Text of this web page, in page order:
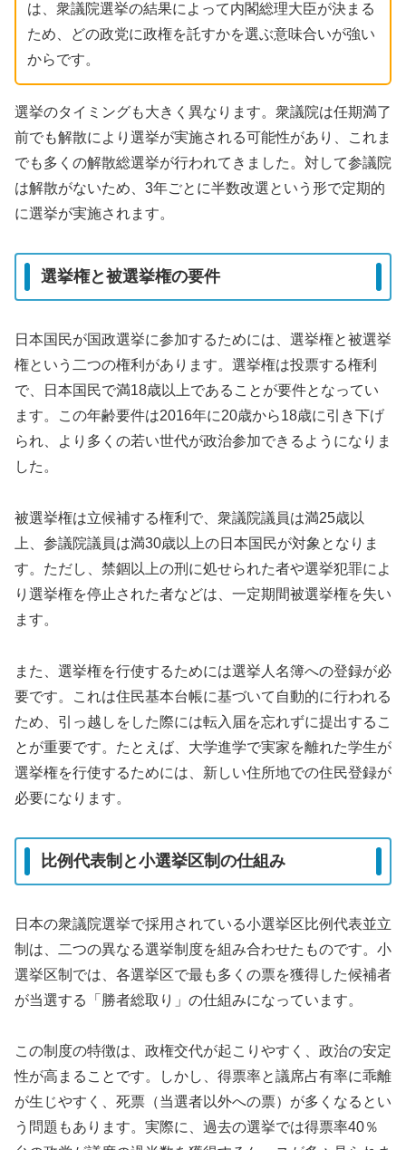
は、衆議院選挙の結果によって内閣総理大臣が決まる
ため、どの政党に政権を託すかを選ぶ意味合いが強い
からです。
選挙のタイミングも大きく異なります。衆議院は任期満了
前でも解散により選挙が実施される可能性があり、これま
でも多くの解散総選挙が行われてきました。対して参議院
は解散がないため、3年ごとに半数改選という形で定期的
に選挙が実施されます。
選挙権と被選挙権の要件
日本国民が国政選挙に参加するためには、選挙権と被選挙
権という二つの権利があります。選挙権は投票する権利
で、日本国民で満18歳以上であることが要件となってい
ます。この年齢要件は2016年に20歳から18歳に引き下げ
られ、より多くの若い世代が政治参加できるようになりま
した。
被選挙権は立候補する権利で、衆議院議員は満25歳以
上、参議院議員は満30歳以上の日本国民が対象となりま
す。ただし、禁錮以上の刑に処せられた者や選挙犯罪によ
り選挙権を停止された者などは、一定期間被選挙権を失い
ます。
また、選挙権を行使するためには選挙人名簿への登録が必
要です。これは住民基本台帳に基づいて自動的に行われる
ため、引っ越しをした際には転入届を忘れずに提出するこ
とが重要です。たとえば、大学進学で実家を離れた学生が
選挙権を行使するためには、新しい住所地での住民登録が
必要になります。
比例代表制と小選挙区制の仕組み
日本の衆議院選挙で採用されている小選挙区比例代表並立
制は、二つの異なる選挙制度を組み合わせたものです。小
選挙区制では、各選挙区で最も多くの票を獲得した候補者
が当選する「勝者総取り」の仕組みになっています。
この制度の特徴は、政権交代が起こりやすく、政治の安定
性が高まることです。しかし、得票率と議席占有率に乖離
が生じやすく、死票（当選者以外への票）が多くなるとい
う問題もあります。実際に、過去の選挙では得票率40％